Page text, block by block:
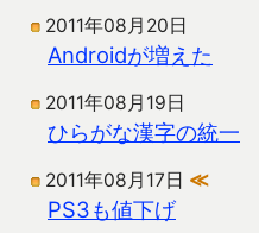
2011年08月20日
Androidが増えた
2011年08月19日
ひらがな漢字の統一
2011年08月17日 ≪
PS3も値下げ